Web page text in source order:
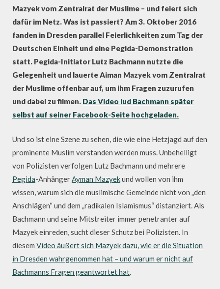
Mazyek vom Zentralrat der Muslime – und feiert sich
dafür im Netz. Was ist passiert? Am 3. Oktober 2016
fanden in Dresden parallel Feierlichkeiten zum Tag der
Deutschen Einheit und eine Pegida-Demonstration
statt. Pegida-Initiator Lutz Bachmann nutzte die
Gelegenheit und lauerte Aiman Mazyek vom Zentralrat
der Muslime offenbar auf, um ihm Fragen zuzurufen
und dabei zu filmen. Das Video lud Bachmann später
selbst auf seiner Facebook-Seite hochgeladen.
Und so ist eine Szene zu sehen, die wie eine Hetzjagd auf den
prominente Muslim verstanden werden muss. Unbehelligt
von Polizisten verfolgen Lutz Bachmann und mehrere
Pegida-Anhänger Ayman Mazyekund wollen von ihm
wissen, warum sich die muslimische Gemeinde nicht von „den
Anschlägen“ und dem „radikalen Islamismus“ distanziert. Als
Bachmann und seine Mitstreiter immer penetranter auf
Mazyek einreden, sucht dieser Schutz bei Polizisten. In
diesem Video äußert sich Mazyek dazu, wie er die Situation
in Dresden wahrgenommen hat – und warum er nicht auf
Bachmanns Fragen geantwortet hat